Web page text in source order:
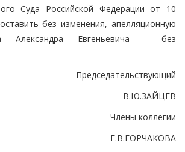
Суда Российской Федерации от 10
без изменения, апелляционную
Александра Евгеньевича - без
Председательствующий
В.Ю.ЗАЙЦЕВ
Члены коллегии
Е.В.ГОРЧАКОВА